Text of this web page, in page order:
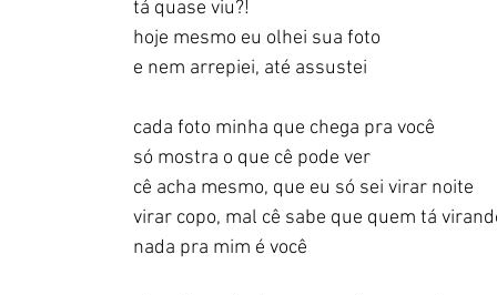
tá quase viu?!
hoje mesmo eu olhei sua foto
e nem arrepiei, até assustei
cada foto minha que chega pra você
só mostra o que cê pode ver
cê acha mesmo, que eu só sei virar noite
virar copo, mal cê sabe que quem tá
nada pra mim é você